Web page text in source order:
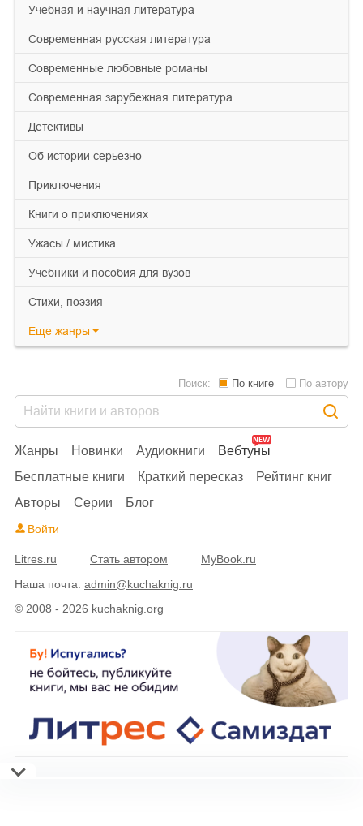
учебная и научная литература
современная русская литература
современные любовные романы
современная зарубежная литература
детективы
об истории серьезно
приключения
книги о приключениях
ужасы / мистика
учебники и пособия для вузов
cтихи, поэзия
Еще жанры
© 2008 - 2026 kuchaknig.org
Жанры Новинки Аудиокниги
Вебтуны
Бесплатные книги
Краткий пересказ
Рейтинг книг
Авторы
Серии Блог
Поиск: По книге По автору
Войти
Litres.ru Стать автором
MyBook.ru
Наша почта: admin@kuchaknig.ru